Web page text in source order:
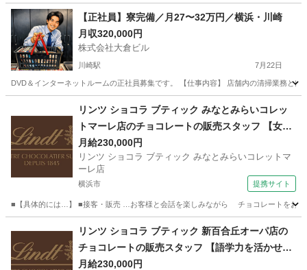
【正社員】寮完備／月27〜32万円／横浜・川崎
月収320,000円
株式会社大倉ビル
川崎駅 7月22日
DVD＆インターネットルームの正社員募集です。 【仕事内容】 店舗内の清掃業務と
その他 未経験
リンツ ショコラ ブティック みなとみらいコレッ
トマーレ店のチョコレートの販売スタッフ 【女性
活躍中】
月給230,000円
リンツ ショコラ ブティック みなとみらいコレットマ
ーレ店
横浜市 提携サイト
■【具体的には…】 ■接客・販売 …お客様と会話を楽しみながら チョコレートをおす
リンツ ショコラ ブティック 新百合丘オーパ店の
チョコレートの販売スタッフ 【語学力を活かせる
（英語以外）】
月給230,000円